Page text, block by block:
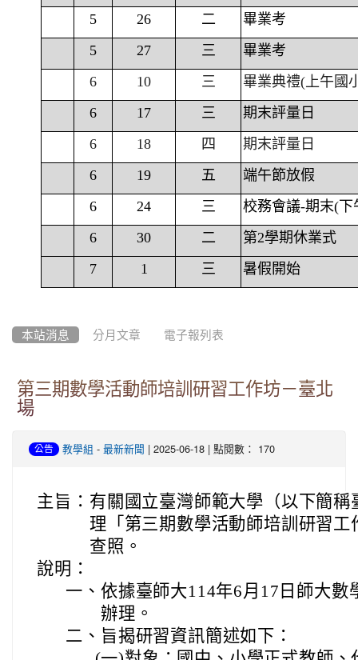
5
26 二
畢業考
5
27 三
畢業考
6
10 三
畢業典禮(上午國
6
17 三
期末評量日
6
18 四
期末評量日
6
19 五
端午節放假
6
24 三
校務會議-期末(下
6
30 二
第2學期休業式
7
1 三 暑假開始
本站消息 分月文章 電子報列表
第三期數學活動師培訓研習工作坊－臺北
場
公告 教學組 - 最新新聞 | 2025-06-18 | 點閱數： 170
主旨： 有關國立臺灣師範大學（以下簡
理「第三期數學活動師培訓研習
查照。
說明：
一、 依據臺師大114年6月17日師大數
辦理。
二、 旨揭研習資訊簡述如下：